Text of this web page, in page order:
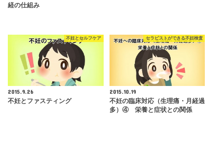
経の仕組み
不妊とセルフケア
2015.9.26
不妊とファスティング
セラピストができる不妊検査
2015.10.19
不妊の臨床対応（生理痛・月経過
多）④ 栄養と症状との関係